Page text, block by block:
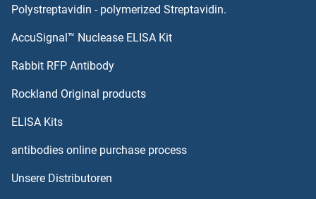
HILS1 Antikörper
HIST1H2AC Antikörper
HIST1H2AE Antikörper
HIST1H2AG Antikörper
HIST1H2AH Antikörper
Polystreptavidin - polymerized Streptavidin.
AccuSignal™ Nuclease ELISA Kit
Rabbit RFP Antibody
Rockland Original products
ELISA Kits
antibodies online purchase process
Unsere Distributoren